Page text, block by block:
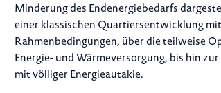
Minderung des Endenergiebedarfs
einer klassischen Quartiersentwicklung
Rahmenbedingungen, über die teilweise
Energie- und Wärmeversorgung, bis hin
mit völliger Energieautakie.